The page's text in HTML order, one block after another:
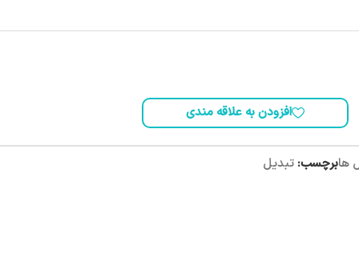
افزودن به علاقه مندی
هابرچسب: تبدیل